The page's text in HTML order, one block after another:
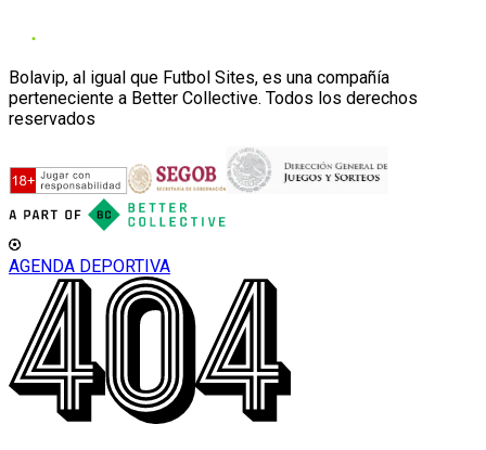
Bolavip, al igual que Futbol Sites, es una compañía
perteneciente a Better Collective. Todos los derechos
reservados
AGENDA DEPORTIVA